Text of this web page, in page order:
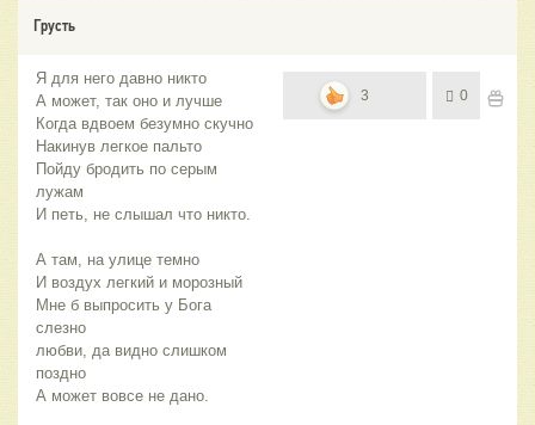
Грусть
Я для него давно никто
А может, так оно и лучше
Когда вдвоем безумно скучно
Накинув легкое пальто
Пойду бродить по серым
лужам
И петь, не слышал что никто.
А там, на улице темно
И воздух легкий и морозный
Мне б выпросить у Бога
слезно
любви, да видно слишком
поздно
А может вовсе не дано.
3 0